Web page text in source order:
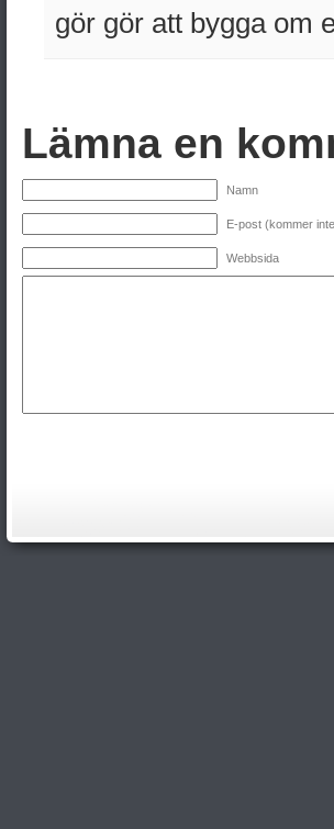
gör gör att bygga om
Lämna en
Namn
E-post (kommer
Webbsida